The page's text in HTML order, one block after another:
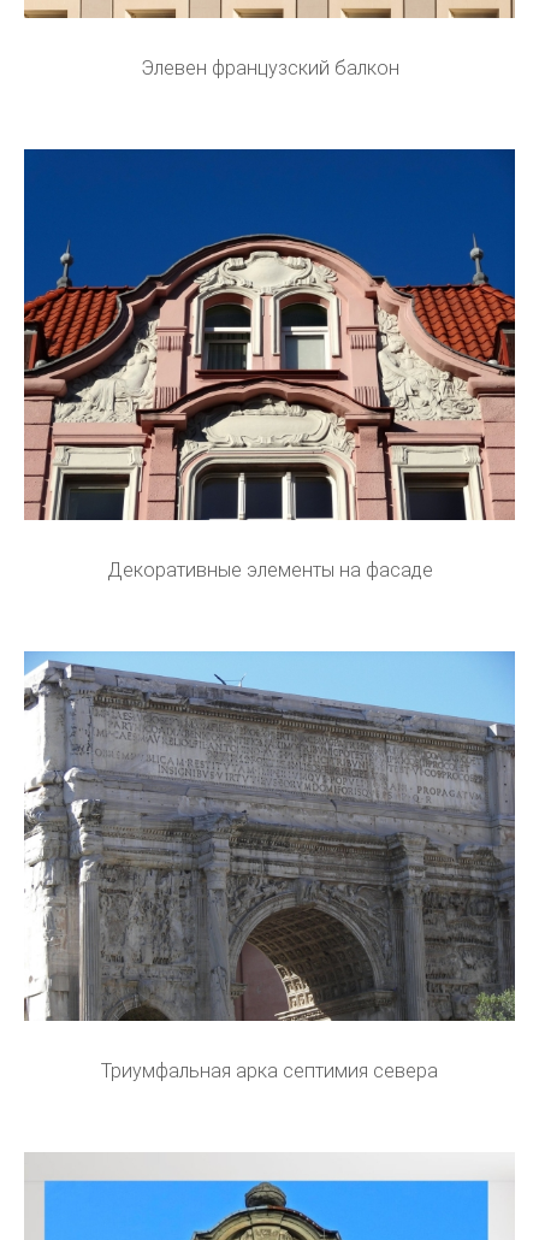
Элевен французский балкон
Декоративные элементы на фасаде
Триумфальная арка септимия севера